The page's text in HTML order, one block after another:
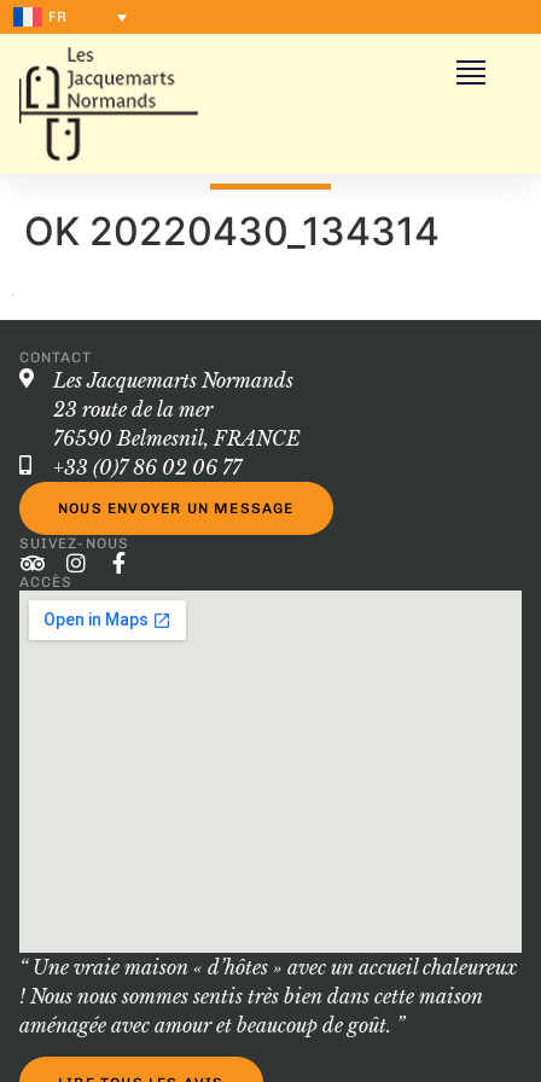
FR
OK 20220430_134314
CONTACT
Les Jacquemarts Normands
23 route de la mer
76590 Belmesnil, FRANCE
+33 (0)7 86 02 06 77
NOUS ENVOYER UN MESSAGE
SUIVEZ-NOUS
ACCÈS
“ Une vraie maison « d’hôtes » avec un accueil chaleureux
! Nous nous sommes sentis très bien dans cette maison
aménagée avec amour et beaucoup de goût. ”